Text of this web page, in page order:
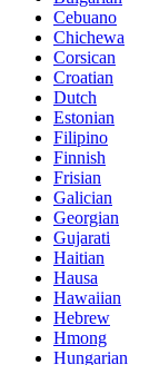
Cebuano
Chichewa
Corsican
Croatian
Dutch
Estonian
Filipino
Finnish
Frisian
Galician
Georgian
Gujarati
Haitian
Hausa
Hawaiian
Hebrew
Hmong
Hungarian